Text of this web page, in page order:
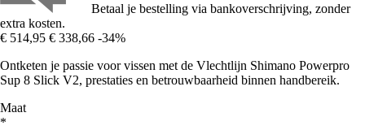
Betaal je bestelling via bankoverschrijving, zonder
extra kosten.
€ 514,95 € 338,66 -34%
Ontketen je passie voor vissen met de Vlechtlijn Shimano Powerpro
Sup 8 Slick V2, prestaties en betrouwbaarheid binnen handbereik.
Maat
*